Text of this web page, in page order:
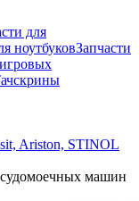
для
ноутбуковЗапчасти
Ariston, STINOL
машин